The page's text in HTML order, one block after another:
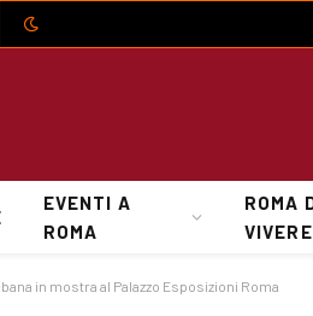
EVENTI A
ROMA
ROMA
VIVERE
in mostra al Palazzo Esposizioni Roma